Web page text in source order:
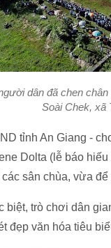
dân đã chen
Soài Chek, xã
tỉnh An Giang -
Dolta (lễ báo
sân chùa, vừa
biệt, trò chơi dân
đẹp văn hóa tiêu